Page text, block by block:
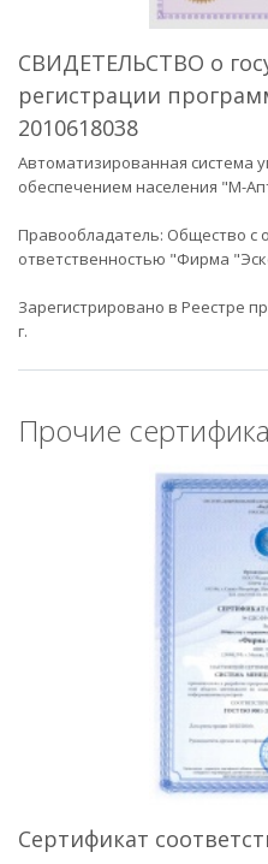
СВИДЕТЕЛЬСТВО о
регистрации
2010618038
Автоматизированная система
обеспечением населения "М-
Правообладатель: Общество с
ответственностью "Фирма
Зарегистрировано в Реестре
г.
Прочие
Сертификат